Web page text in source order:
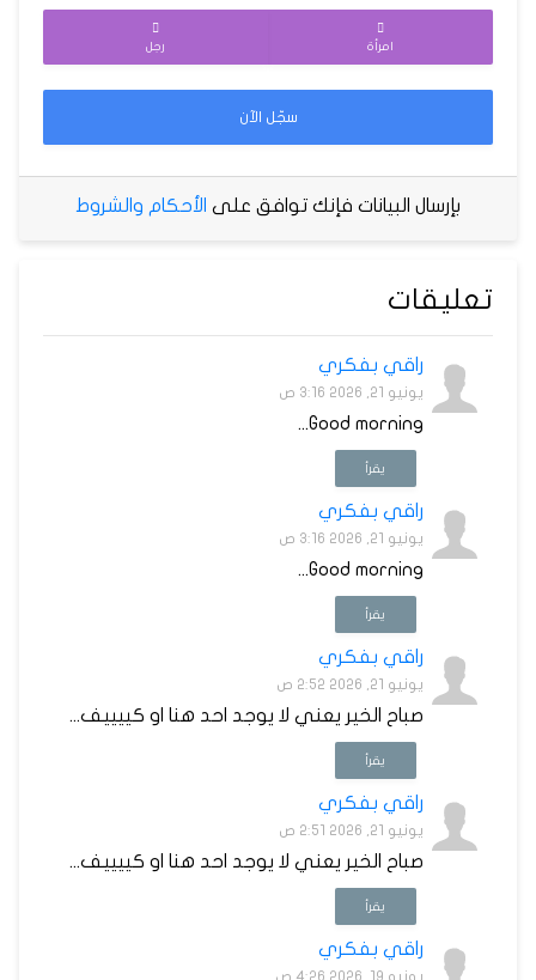
امرأة رجل
سجّل الآن
بإرسال البيانات فإنك توافق على الأحكام والشروط
تعليقات
راقي بفكري
يونيو 21, 2026 3:16 ص
Good morning...
يقرأ
راقي بفكري
يونيو 21, 2026 3:16 ص
Good morning...
يقرأ
راقي بفكري
يونيو 21, 2026 2:52 ص
صباح الخير يعني لا يوجد احد هنا او كييييف...
يقرأ
راقي بفكري
يونيو 21, 2026 2:51 ص
صباح الخير يعني لا يوجد احد هنا او كييييف...
يقرأ
راقي بفكري
يونيو 19, 2026 4:26 ص